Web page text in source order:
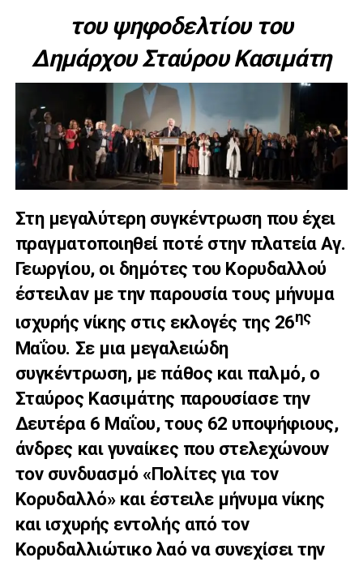
του ψηφοδελτίου του
Δημάρχου Σταύρου Κασιμάτη
Στη μεγαλύτερη συγκέντρωση που έχει
πραγματοποιηθεί ποτέ στην πλατεία Αγ.
Γεωργίου, οι δημότες του Κορυδαλλού
έστειλαν με την παρουσία τους μήνυμα
ισχυρής νίκης στις εκλογές της 26ης
Μαΐου. Σε μια μεγαλειώδη
συγκέντρωση, με πάθος και παλμό, ο
Σταύρος Κασιμάτης παρουσίασε την
Δευτέρα 6 Μαΐου, τους 62 υποψήφιους,
άνδρες και γυναίκες που στελεχώνουν
τον συνδυασμό «Πολίτες για τον
Κορυδαλλό» και έστειλε μήνυμα νίκης
και ισχυρής εντολής από τον
Κορυδαλλιώτικο λαό να συνεχίσει την